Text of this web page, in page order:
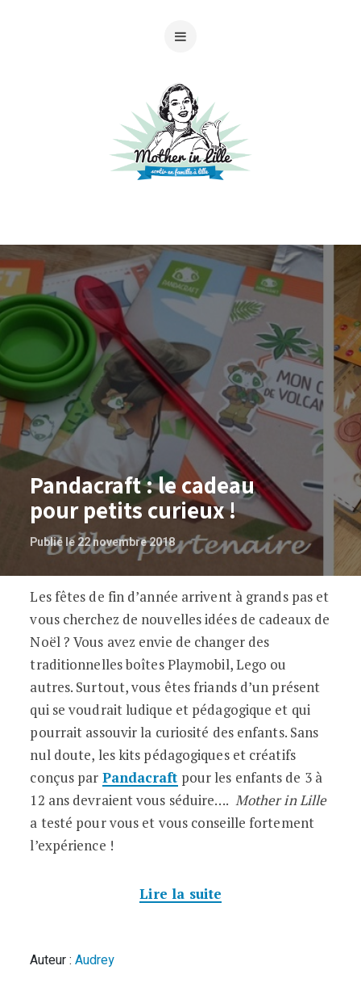
Pandacraft : le cadeau
pour petits curieux !
Publié le 22 novembre 2018
Pandacraft : le cadeau pour petits
Les fêtes de fin d’année arrivent à grands pas et
vous cherchez de nouvelles idées de cadeaux de
Noël ? Vous avez envie de changer des
traditionnelles boîtes Playmobil, Lego ou
autres. Surtout, vous êtes friands d’un présent
qui se voudrait ludique et pédagogique et qui
pourrait assouvir la curiosité des enfants. Sans
nul doute, les kits pédagogiques et créatifs
conçus par Pandacraft pour les enfants de 3 à
12 ans devraient vous séduire…. Mother in Lille
a testé pour vous et vous conseille fortement
l’expérience !
Lire la suite
Auteur :Audrey